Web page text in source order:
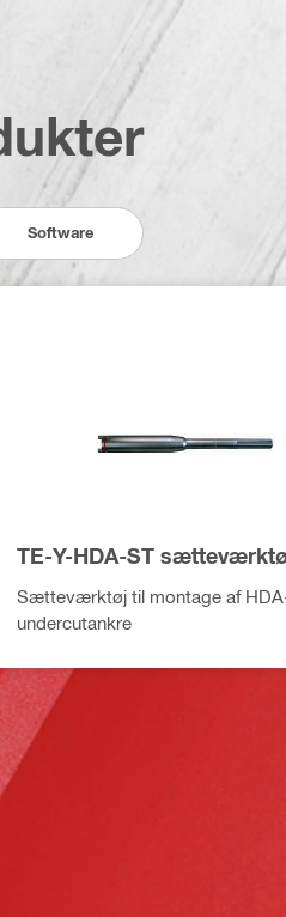
Software
TE-Y-HDA-ST
Sætteværktøj til montage af
undercutankre